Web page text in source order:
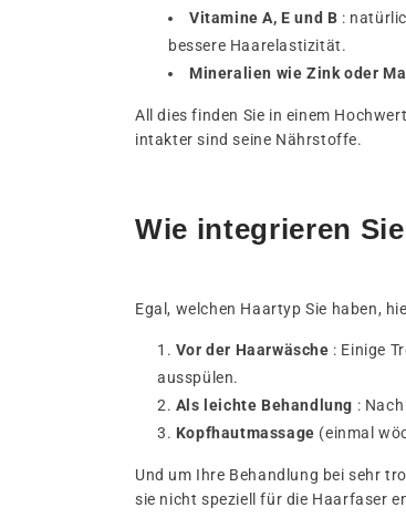
Vitamine A, E und B :
bessere Haarelastizität.
Mineralien wie Zink oder
All dies finden Sie in einem
intakter sind seine Nährstoffe.
Wie integrieren
Egal, welchen Haartyp Sie haben,
Vor der Haarwäsche : Einige
ausspülen.
Als leichte Behandlung :
Kopfhautmassage (einmal
Und um Ihre Behandlung bei sehr
sie nicht speziell für die Haarfaser